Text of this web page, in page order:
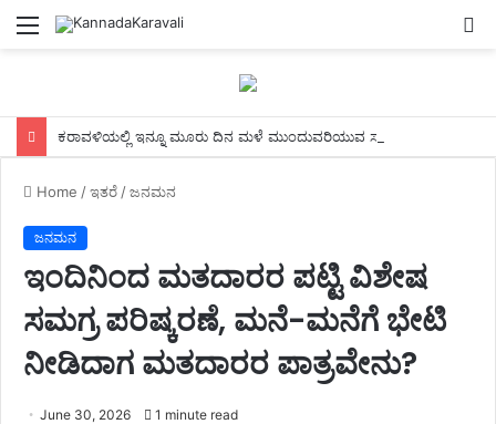
Menu
Home /ಇತರೆ /ಜನಮನ
ಜನಮನ
ಇಂದಿನಿಂದ ಮತದಾರರ ಪಟ್ಟಿ ವಿಶೇಷ
ಸಮಗ್ರ ಪರಿಷ್ಕರಣೆ, ಮನೆ-ಮನೆಗೆ ಭೇಟಿ
ನೀಡಿದಾಗ ಮತದಾರರ ಪಾತ್ರವೇನು?
June 30, 2026 1 minute read